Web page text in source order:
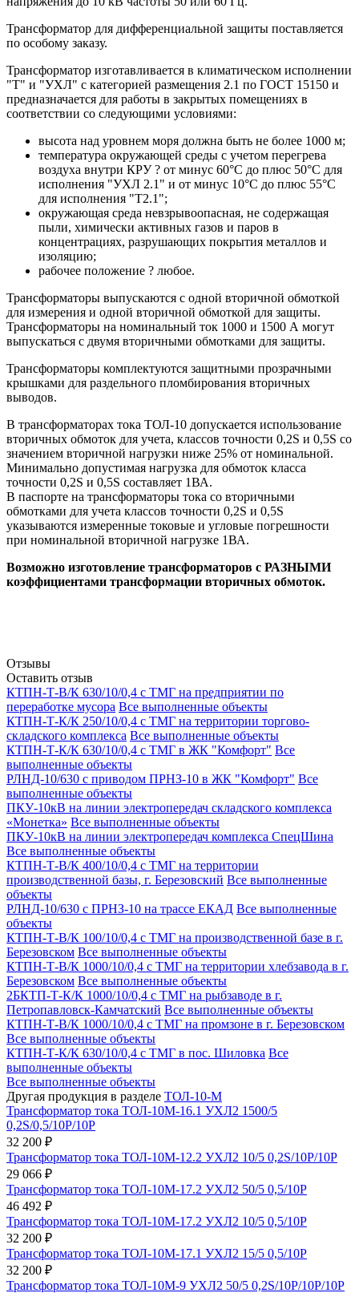
Трансформатор для дифференциальной защиты поставляется
по особому заказу.
Трансформатор изготавливается в климатическом исполнении
"Т" и "УХЛ" с категорией размещения 2.1 по ГОСТ 15150 и
предназначается для работы в закрытых помещениях в
соответствии со следующими условиями:
высота над уровнем моря должна быть не более 1000 м;
температура окружающей среды с учетом перегрева
воздуха внутри КРУ ? от минус 60°C до плюс 50°C для
исполнения "УХЛ 2.1" и от минус 10°C до плюс 55°C
для исполнения "Т2.1";
окружающая среда невзрывоопасная, не содержащая
пыли, химически активных газов и паров в
концентрациях, разрушающих покрытия металлов и
изоляцию;
рабочее положение ? любое.
Трансформаторы выпускаются с одной вторичной обмоткой
для измерения и одной вторичной обмоткой для защиты.
Трансформаторы на номинальный ток 1000 и 1500 А могут
выпускаться с двумя вторичными обмотками для защиты.
Трансформаторы комплектуются защитными прозрачными
крышками для раздельного пломбирования вторичных
выводов.
В трансформаторах тока ТОЛ-10 допускается использование
вторичных обмоток для учета, классов точности 0,2S и 0,5S со
значением вторичной нагрузки ниже 25% от номинальной.
Минимально допустимая нагрузка для обмоток класса
точности 0,2S и 0,5S составляет 1ВА.
В паспорте на трансформаторы тока со вторичными
обмотками для учета классов точности 0,2S и 0,5S
указываются измеренные токовые и угловые погрешности
при номинальной вторичной нагрузке 1ВА.
Возможно изготовление трансформаторов с РАЗНЫМИ
коэффициентами трансформации вторичных обмоток.
Отзывы
Оставить отзыв
КТПН-Т-В/К 630/10/0,4 с ТМГ на предприятии по
переработке мусора Все выполненные объекты
КТПН-Т-К/К 250/10/0,4 с ТМГ на территории торгово-
складского комплекса Все выполненные объекты
КТПН-Т-К/К 630/10/0,4 с ТМГ в ЖК "Комфорт" Все
выполненные объекты
РЛНД-10/630 с приводом ПРНЗ-10 в ЖК "Комфорт" Все
выполненные объекты
ПКУ-10кВ на линии электропередач складского комплекса
«Монетка» Все выполненные объекты
ПКУ-10кВ на линии электропередач комплекса СпецШина
Все выполненные объекты
КТПН-Т-В/К 400/10/0,4 с ТМГ на территории
производственной базы, г. Березовский Все выполненные
объекты
РЛНД-10/630 с ПРНЗ-10 на трассе ЕКАД Все выполненные
объекты
КТПН-Т-В/К 100/10/0,4 с ТМГ на производственной базе в г.
Березовском Все выполненные объекты
КТПН-Т-В/К 1000/10/0,4 с ТМГ на территории хлебзавода в г.
Березовском Все выполненные объекты
2БКТП-Т-К/К 1000/10/0,4 с ТМГ на рыбзаводе в г.
Петропавловск-Камчатский Все выполненные объекты
КТПН-Т-В/К 1000/10/0,4 с ТМГ на промзоне в г. Березовском
Все выполненные объекты
КТПН-Т-К/К 630/10/0,4 с ТМГ в пос. Шиловка Все
выполненные объекты
Все выполненные объекты
Другая продукция в разделе ТОЛ-10-М
Трансформатор тока ТОЛ-10М-16.1 УХЛ2 1500/5
0,2S/0,5/10Р/10Р
32 200 ₽
Трансформатор тока ТОЛ-10М-12.2 УХЛ2 10/5 0,2S/10Р/10Р
29 066 ₽
Трансформатор тока ТОЛ-10М-17.2 УХЛ2 50/5 0,5/10Р
46 492 ₽
Трансформатор тока ТОЛ-10М-17.2 УХЛ2 10/5 0,5/10Р
32 200 ₽
Трансформатор тока ТОЛ-10М-17.1 УХЛ2 15/5 0,5/10Р
32 200 ₽
Трансформатор тока ТОЛ-10М-9 УХЛ2 50/5 0,2S/10Р/10Р/10Р